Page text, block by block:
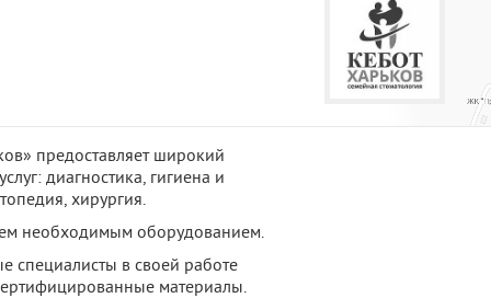
предоставляет широкий
диагностика, гигиена и
хирургия.
необходимым оборудованием.
специалисты в своей работе
материалы.